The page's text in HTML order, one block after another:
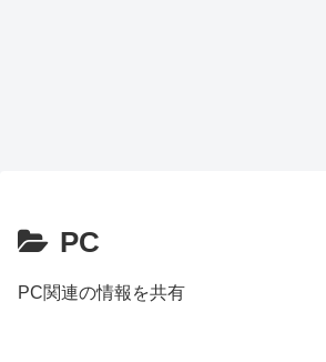
PC
PC関連の情報を共有